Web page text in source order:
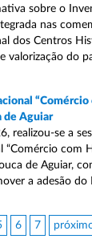
sobre o
nas
dos Centros
valorização do
de Aguiar
realizou-se a
com
de Aguiar,
a adesão
6 7